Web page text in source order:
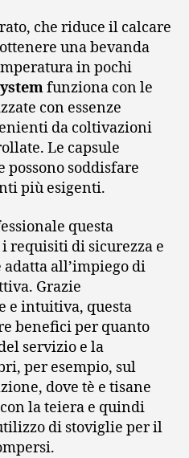
che riduce il calcare
una bevanda
in pochi
funziona con le
con essenze
da coltivazioni
Le capsule
possono soddisfare
più esigenti.
questa
requisiti di sicurezza e
all’impiego di
Grazie
e intuitiva, questa
benefici per quanto
servizio e la
per esempio, sul
dove tè e tisane
la teiera e quindi
di stoviglie per il